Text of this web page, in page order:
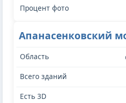
Апанасенковский